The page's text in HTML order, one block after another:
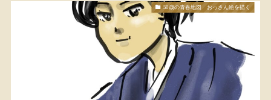
50歳の青春地図 おっさん絵を描く